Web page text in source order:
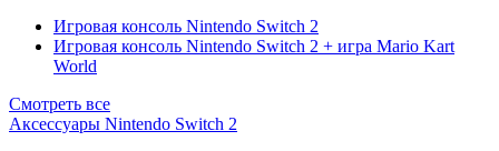
Игровая консоль Nintendo Switch 2
Игровая консоль Nintendo Switch 2 + игра Mario Kart
World
Смотреть все
Аксессуары Nintendo Switch 2